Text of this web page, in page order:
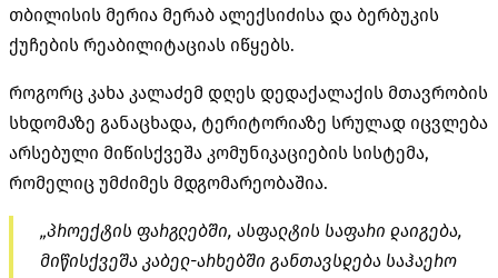
თბილისის მერია მერაბ ალექსიძისა და ბერბუკის
ქუჩების რეაბილიტაციას იწყებს.
როგორც კახა კალაძემ დღეს დედაქალაქის მთავრობის
სხდომაზე განაცხადა, ტერიტორიაზე სრულად იცვლება
არსებული მიწისქვეშა კომუნიკაციების სისტემა,
რომელიც უმძიმეს მდგომარეობაშია.
„პროექტის ფარგლებში, ასფალტის საფარი დაიგება,
მიწისქვეშა კაბელ-არხებში განთავსდება საჰაერო